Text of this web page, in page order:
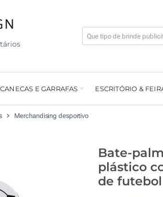
CANECAS E GARRAFAS ESCRITÓRIO &
Merchandising desportivo
Bate-
plástico
de futebol